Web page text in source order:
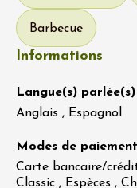
Barbecue
Informations
Langue(s) parlée(s)
Anglais , Espagnol
Modes de paiement
Carte bancaire/
Classic , Espèces ,